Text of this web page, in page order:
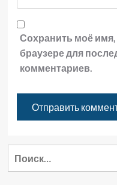
Сохранить моё имя,
браузере для
комментариев.